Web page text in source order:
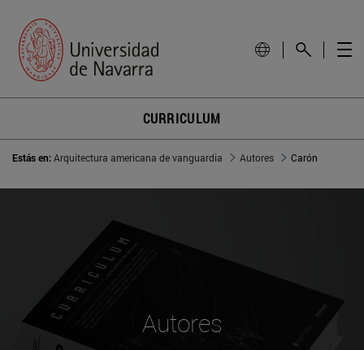
CURRICULUM
Estás en:Arquitectura americana de vanguardia Autores Carón
Autores